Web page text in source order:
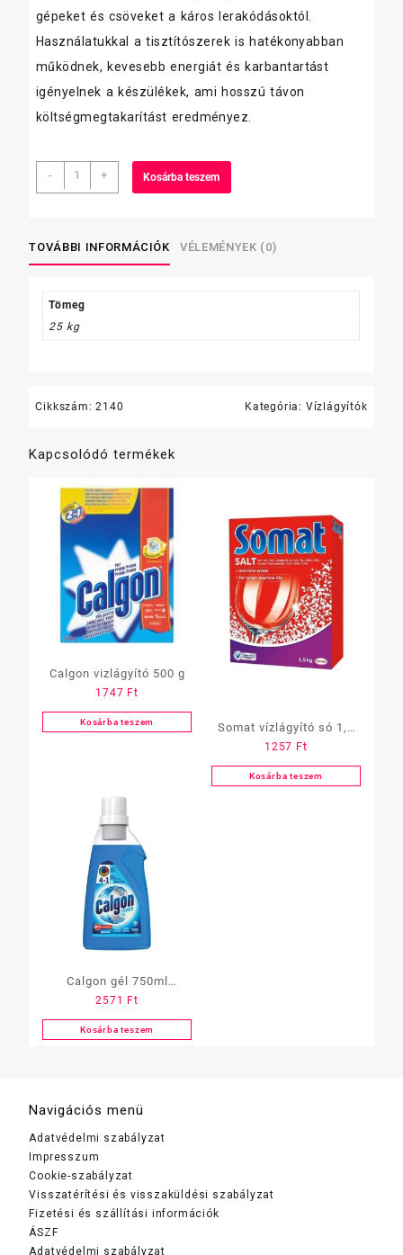
gépeket és csöveket a káros lerakódásoktól.
Használatukkal a tisztítószerek is hatékonyabban
működnek, kevesebb energiát és karbantartást
igényelnek a készülékek, ami hosszú távon
költségmegtakarítást eredményez.
-
Vízlágyító
só
mennyiség
+ Kosárba teszem
TOVÁBBI INFORMÁCIÓK VÉLEMÉNYEK (0)
Tömeg
25 kg
Cikkszám:2140 Kategória: Vízlágyítók
Kapcsolódó termékek
Calgon vizlágyító 500 g
1747 Ft
Kosárba teszem
Somat vízlágyító só 1,5
kg
1257 Ft
Kosárba teszem
Calgon gél 750ml
Hygiene Plus
2571 Ft
Kosárba teszem
Navigációs menü
Adatvédelmi szabályzat
Impresszum
Cookie-szabályzat
Visszatérítési és visszaküldési szabályzat
Fizetési és szállítási információk
ÁSZF
Adatvédelmi szabályzat